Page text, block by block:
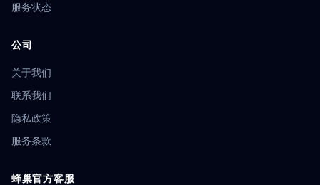
服务状态
公司
关于我们
联系我们
隐私政策
服务条款
蜂巢官方客服